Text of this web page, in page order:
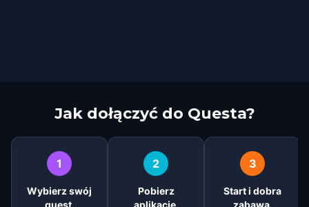
Jak dołączyć do Questa?
1
Wybierz swój
quest.
2
Pobierz
aplikację.
3
Start i dobra
zabawa.